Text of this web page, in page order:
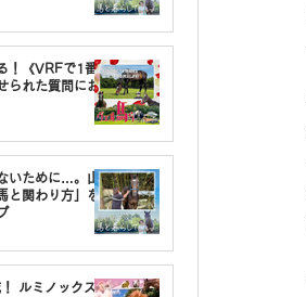
！《VRFで1番〇
られた質問にお
いために…。山
と関わり方」を
ルミノックスの